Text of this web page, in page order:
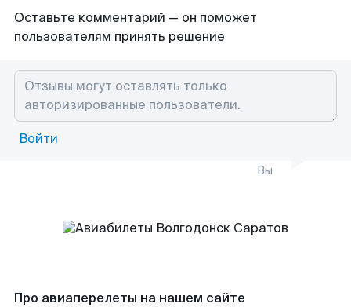
Оставьте комментарий — он поможет
пользователям принять решение
Войти
Вы
Про авиаперелеты на нашем сайте